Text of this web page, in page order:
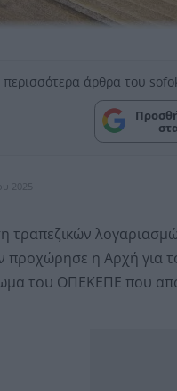
περισσότερα άρθρα του
2025
τραπεζικών
η Αρχή για
του ΟΠΕΚΕΠΕ που